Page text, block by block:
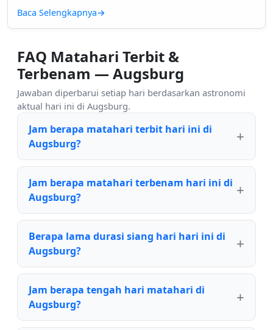
Baca Selengkapnya→
FAQ Matahari Terbit &
Terbenam — Augsburg
Jawaban diperbarui setiap hari berdasarkan astronomi
aktual hari ini di Augsburg.
Jam berapa matahari terbit hari ini di
Augsburg?
Jam berapa matahari terbenam hari ini di
Augsburg?
Berapa lama durasi siang hari hari ini di
Augsburg?
Jam berapa tengah hari matahari di
Augsburg?